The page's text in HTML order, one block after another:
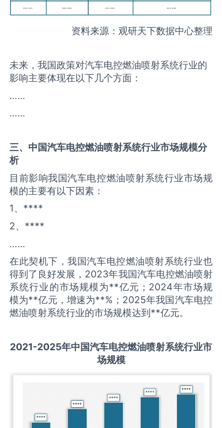
资料来源：观研天下数据中心整理
未来，我国政策对汽车电控燃油喷射系统行业的
影响主要体现在以下几个方面：
……
……
三、中国汽车电控燃油喷射系统行业市场规模分
析
目前影响我国汽车电控燃油喷射系统行业市场规
模的主要有以下因素：
1、****
2、****
……
在此契机下，我国汽车电控燃油喷射系统行业也
得到了良好发展，2023年我国汽车电控燃油喷射
系统行业的市场规模为**亿元；2024年市场规
模为**亿元，增速为**%；2025年我国汽车电控
燃油喷射系统行业的市场规模达到**亿元。
2021-2025年中国汽车电控燃油喷射系统行业市
场规模